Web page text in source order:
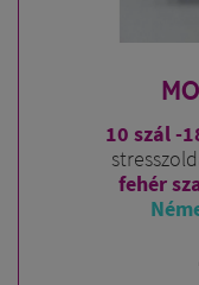
10 szál -
fehér